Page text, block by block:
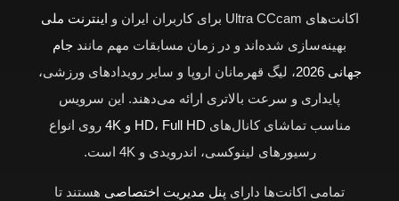
اکانت‌های Ultra CCcam برای کاربران ایران و
اینترنت ملی
بهینه‌سازی شده‌اند و در زمان مسابقات مهم مانند جام
جهانی 2026
، لیگ قهرمانان اروپا و سایر رویدادهای ورزشی،
پایداری و سرعت بالاتری ارائه می‌دهند. این سرویس
مناسب تماشای کانال‌های HD، Full HD و 4K
روی انواع
رسیورهای لینوکسی، اندرویدی و 4K است.
تمامی اکانت‌ها دارای پنل مدیریت اختصاصی هستند تا